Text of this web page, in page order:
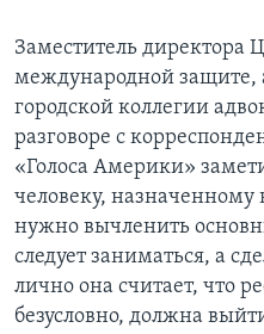
Заместитель директора
международной защите,
городской коллегии
разговоре с
«Голоса Америки»
человеку, назначенному
нужно вычленить
следует заниматься, а
лично она считает, что
безусловно, должна